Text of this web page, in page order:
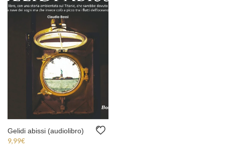
Gelidi abissi (audiolibro)
9,99€